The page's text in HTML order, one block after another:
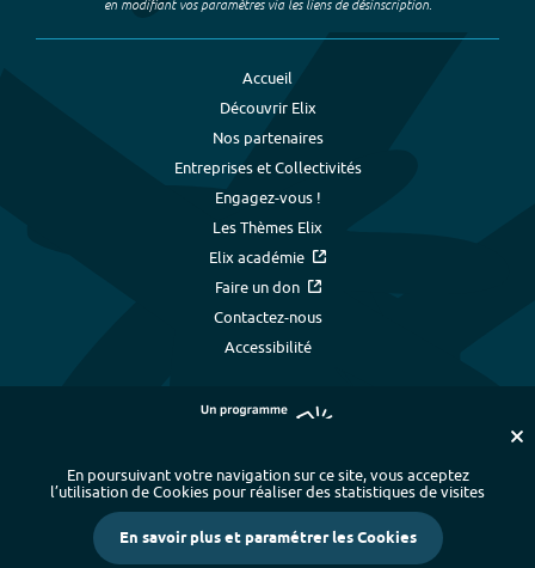
en modifiant vos paramètres via les liens de désinscription.
Accueil
Découvrir Elix
Nos partenaires
Entreprises et Collectivités
Engagez-vous !
Les Thèmes Elix
Elix académie
Faire un don
Contactez-nous
Accessibilité
Plan du site - Index alphabétique
-
Mentions légales et données personnelles
- Paramétrer les cookies
En poursuivant votre navigation sur ce site, vous acceptez
l’utilisation de Cookies pour réaliser des statistiques de visites
En savoir plus et paramétrer les Cookies